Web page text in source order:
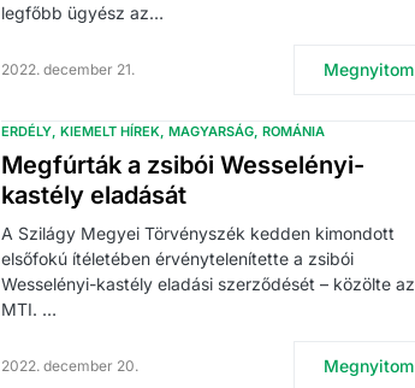
legfőbb ügyész az…
2022. december 21. Megnyitom
ERDÉLY KIEMELT HÍREK MAGYARSÁG ROMÁNIA
Megfúrták a zsibói Wesselényi-
kastély eladását
A Szilágy Megyei Törvényszék kedden kimondott
elsőfokú ítéletében érvénytelenítette a zsibói
Wesselényi-kastély eladási szerződését – közölte az
MTI. …
2022. december 20. Megnyitom